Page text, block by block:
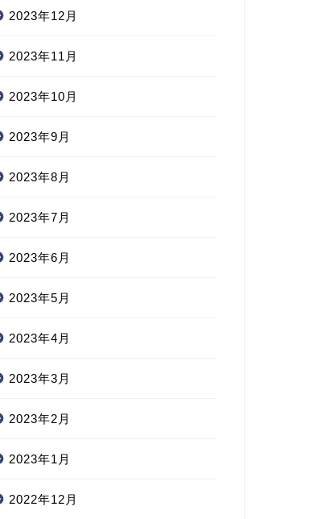
2023年12月
2023年11月
2023年10月
2023年9月
2023年8月
2023年7月
2023年6月
2023年5月
2023年4月
2023年3月
2023年2月
2023年1月
2022年12月